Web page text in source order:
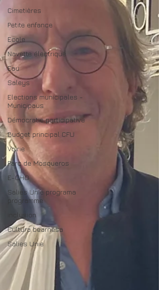
Cimetières
Petite enfance
Ecole
Navette électrique
Eau
Saleys
Elections municipales -
Municipaus
Démocratie participative
Budget principal CFU
Voirie
Parc de Mosqueros
E-CHO
Salies Unie programa
programme
inclusion
Cultura bearnesa
Salies Unie